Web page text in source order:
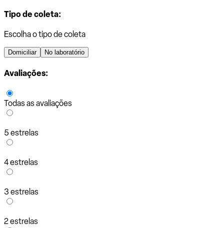
Tipo de coleta:
Escolha o tipo de coleta
Domiciliar No laboratório
Avaliações:
Todas as avaliações
5 estrelas
4 estrelas
3 estrelas
2 estrelas